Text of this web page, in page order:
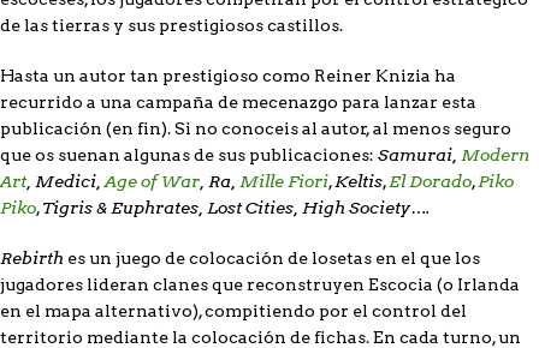
de las tierras y sus prestigiosos castillos.
Hasta un autor tan prestigioso como Reiner Knizia ha
recurrido a una campaña de mecenazgo para lanzar esta
publicación (en fin). Si no conoceis al autor, al menos seguro
que os suenan algunas de sus publicaciones: Samurai, Modern
Art, Medici,Age of War, Ra, Mille Fiori,Keltis,El Dorado,Piko
Piko,Tigris & Euphrates, Lost Cities, High Society….
Rebirth es un juego de colocación de losetas en el que los
jugadores lideran clanes que reconstruyen Escocia (o Irlanda
en el mapa alternativo), compitiendo por el control del
territorio mediante la colocación de fichas. En cada turno, un